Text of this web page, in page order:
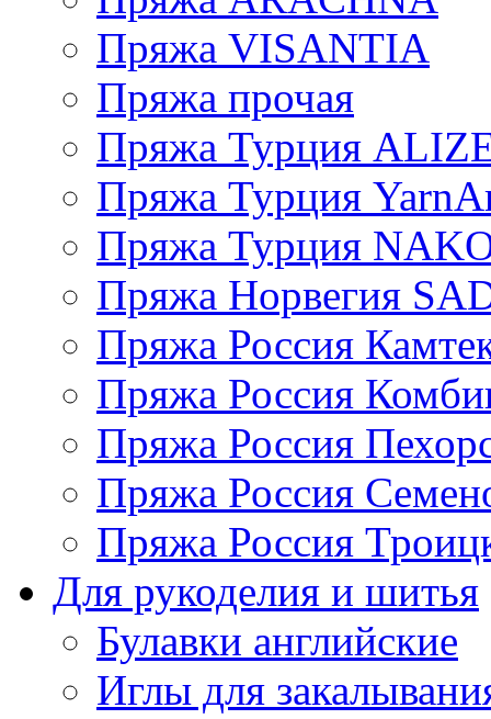
Пряжа VISANTIA
Пряжа прочая
Пряжа Турция
Пряжа Турция
Пряжа Турция
Пряжа Норвегия
Пряжа Россия
Пряжа Россия
Пряжа Россия
Пряжа Россия
Пряжа Россия
Для рукоделия и шитья
Булавки английские
Иглы для